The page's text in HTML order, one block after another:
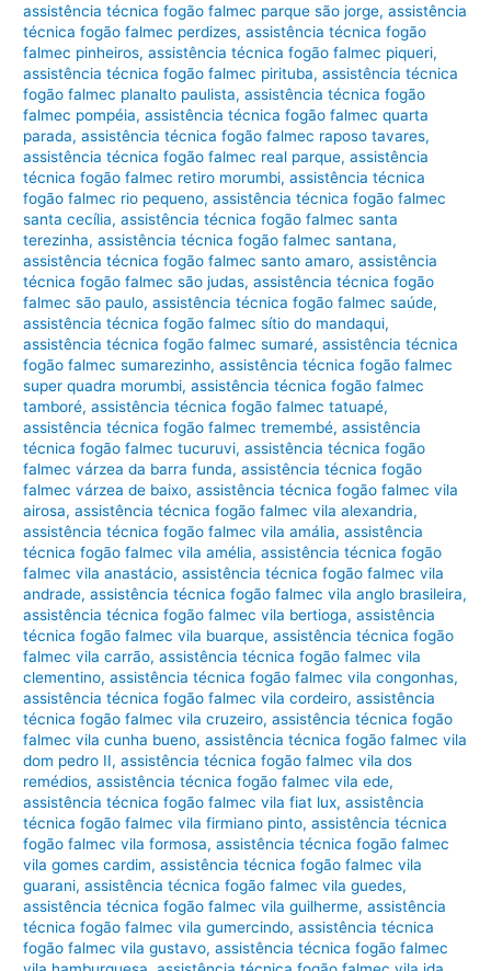
assistência técnica fogão falmec parque são jorge,assistência
técnica fogão falmec perdizes,assistência técnica fogão
falmec pinheiros,assistência técnica fogão falmec piqueri,
assistência técnica fogão falmec pirituba,assistência técnica
fogão falmec planalto paulista,assistência técnica fogão
falmec pompéia,assistência técnica fogão falmec quarta
parada,assistência técnica fogão falmec raposo tavares,
assistência técnica fogão falmec real parque,assistência
técnica fogão falmec retiro morumbi,assistência técnica
fogão falmec rio pequeno,assistência técnica fogão falmec
santa cecília,assistência técnica fogão falmec santa
terezinha,assistência técnica fogão falmec santana,
assistência técnica fogão falmec santo amaro,assistência
técnica fogão falmec são judas,assistência técnica fogão
falmec são paulo,assistência técnica fogão falmec saúde,
assistência técnica fogão falmec sítio do mandaqui,
assistência técnica fogão falmec sumaré,assistência técnica
fogão falmec sumarezinho,assistência técnica fogão falmec
super quadra morumbi,assistência técnica fogão falmec
tamboré,assistência técnica fogão falmec tatuapé,
assistência técnica fogão falmec tremembé,assistência
técnica fogão falmec tucuruvi,assistência técnica fogão
falmec várzea da barra funda,assistência técnica fogão
falmec várzea de baixo,assistência técnica fogão falmec vila
airosa,assistência técnica fogão falmec vila alexandria,
assistência técnica fogão falmec vila amália,assistência
técnica fogão falmec vila amélia,assistência técnica fogão
falmec vila anastácio,assistência técnica fogão falmec vila
andrade,assistência técnica fogão falmec vila anglo brasileira,
assistência técnica fogão falmec vila bertioga,assistência
técnica fogão falmec vila buarque,assistência técnica fogão
falmec vila carrão,assistência técnica fogão falmec vila
clementino,assistência técnica fogão falmec vila congonhas,
assistência técnica fogão falmec vila cordeiro,assistência
técnica fogão falmec vila cruzeiro,assistência técnica fogão
falmec vila cunha bueno,assistência técnica fogão falmec vila
dom pedro II,assistência técnica fogão falmec vila dos
remédios,assistência técnica fogão falmec vila ede,
assistência técnica fogão falmec vila fiat lux,assistência
técnica fogão falmec vila firmiano pinto,assistência técnica
fogão falmec vila formosa,assistência técnica fogão falmec
vila gomes cardim,assistência técnica fogão falmec vila
guarani,assistência técnica fogão falmec vila guedes,
assistência técnica fogão falmec vila guilherme,assistência
técnica fogão falmec vila gumercindo,assistência técnica
fogão falmec vila gustavo,assistência técnica fogão falmec